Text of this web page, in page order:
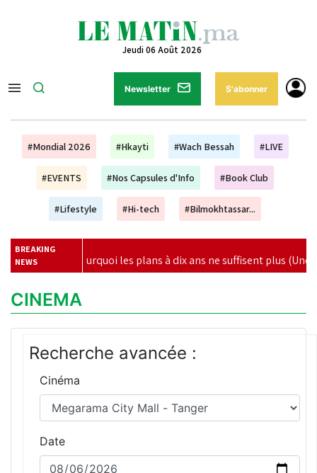
Jeudi 06 Août 2026
Newsletter S'abonner
#Mondial 2026 #Hkayti #Wach Bessah #LIVE
#EVENTS #Nos Capsules d'Info #Book Club
#Lifestyle #Hi-tech #Bilmokhtassar...
BREAKING
NEWS
: pourquoi les plans à dix ans ne suffisent plus (Unesco) |
CINEMA
Recherche avancée :
Cinéma
Date